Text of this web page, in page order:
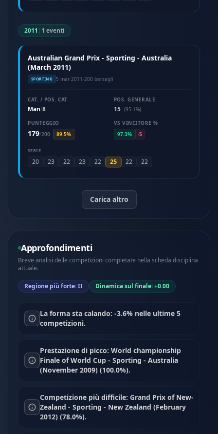
2011 | 1 eventi
Australian Grand Prix - Sporting - Australia
(March 2011)
SPORTING 5 mar 2011 ·200 bersagli
CAT. / POS. CAT.
Man/8
POS. GENERALE
15 (95.1%)
PUNTEGGIO
179/200 89.5%
VS VINCITORE %
97.3%
-5
SERIE
20 23 22 23 22 25 22 22
Carica altro
Approfondimenti
Breve analisi delle competizioni completate nella scheda disciplina
attuale.
Regione più forte: II Dinamica sul finale: +0.00
La forma sta calando: -3.6% nelle ultime 5
competizioni.
Prestazione di picco: World championship
Finale of World Cup - Sporting - Australia
(November 2009) (100.0%).
Competizione più difficile: Grand Prix of New-
Zealand - Sporting - New Zealand (February
2012) (78.0%).